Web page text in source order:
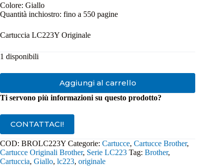
Colore: Giallo
Quantità inchiostro: fino a 550 pagine
Cartuccia LC223Y Originale
1 disponibili
Aggiungi al carrello
Ti servono più informazioni su questo prodotto?
CONTATTACI!
COD: BROLC223Y Categorie: Cartucce, Cartucce Brother,
Cartucce Originali Brother, Serie LC223 Tag: Brother,
Cartuccia, Giallo, lc223, originale